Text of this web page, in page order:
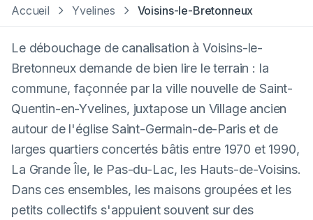
Accueil Yvelines Voisins-le-Bretonneux
Le débouchage de canalisation à Voisins-le-
Bretonneux demande de bien lire le terrain : la
commune, façonnée par la ville nouvelle de Saint-
Quentin-en-Yvelines, juxtapose un Village ancien
autour de l'église Saint-Germain-de-Paris et de
larges quartiers concertés bâtis entre 1970 et 1990,
La Grande Île, le Pas-du-Lac, les Hauts-de-Voisins.
Dans ces ensembles, les maisons groupées et les
petits collectifs s'appuient souvent sur des